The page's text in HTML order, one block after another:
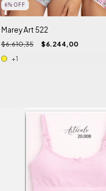
6% OFF
Marey Art 522
$6.610,35 $6.244,00
+1